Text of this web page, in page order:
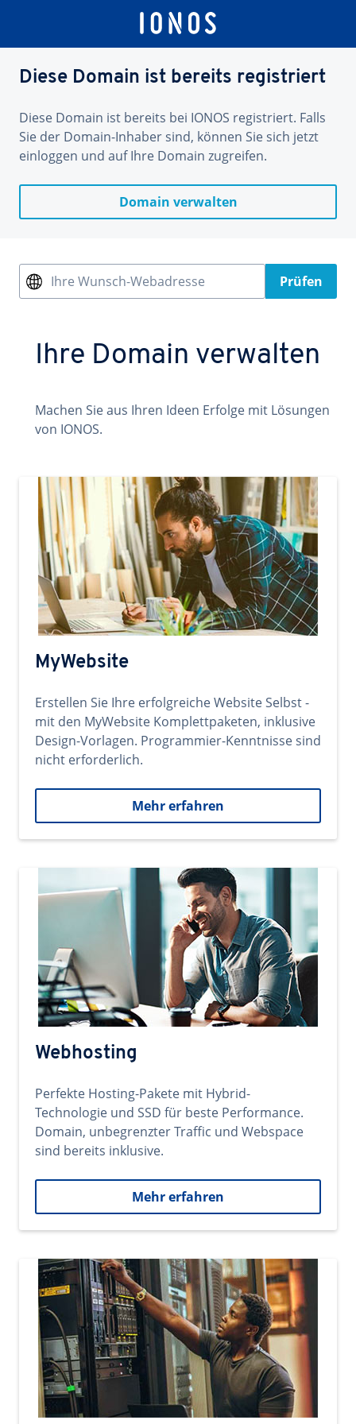
Diese Domain ist bereits registriert
Diese Domain ist bereits bei IONOS registriert. Falls
Sie der Domain-Inhaber sind, können Sie sich jetzt
einloggen und auf Ihre Domain zugreifen.
Domain verwalten
Ihre Wunsch-Webadresse Prüfen
Ihre Domain verwalten
Machen Sie aus Ihren Ideen Erfolge mit Lösungen
von IONOS.
MyWebsite
Erstellen Sie Ihre erfolgreiche Website Selbst -
mit den MyWebsite Komplettpaketen, inklusive
Design-Vorlagen. Programmier-Kenntnisse sind
nicht erforderlich.
Mehr erfahren
Webhosting
Perfekte Hosting-Pakete mit Hybrid-
Technologie und SSD für beste Performance.
Domain, unbegrenzter Traffic und Webspace
sind bereits inklusive.
Mehr erfahren